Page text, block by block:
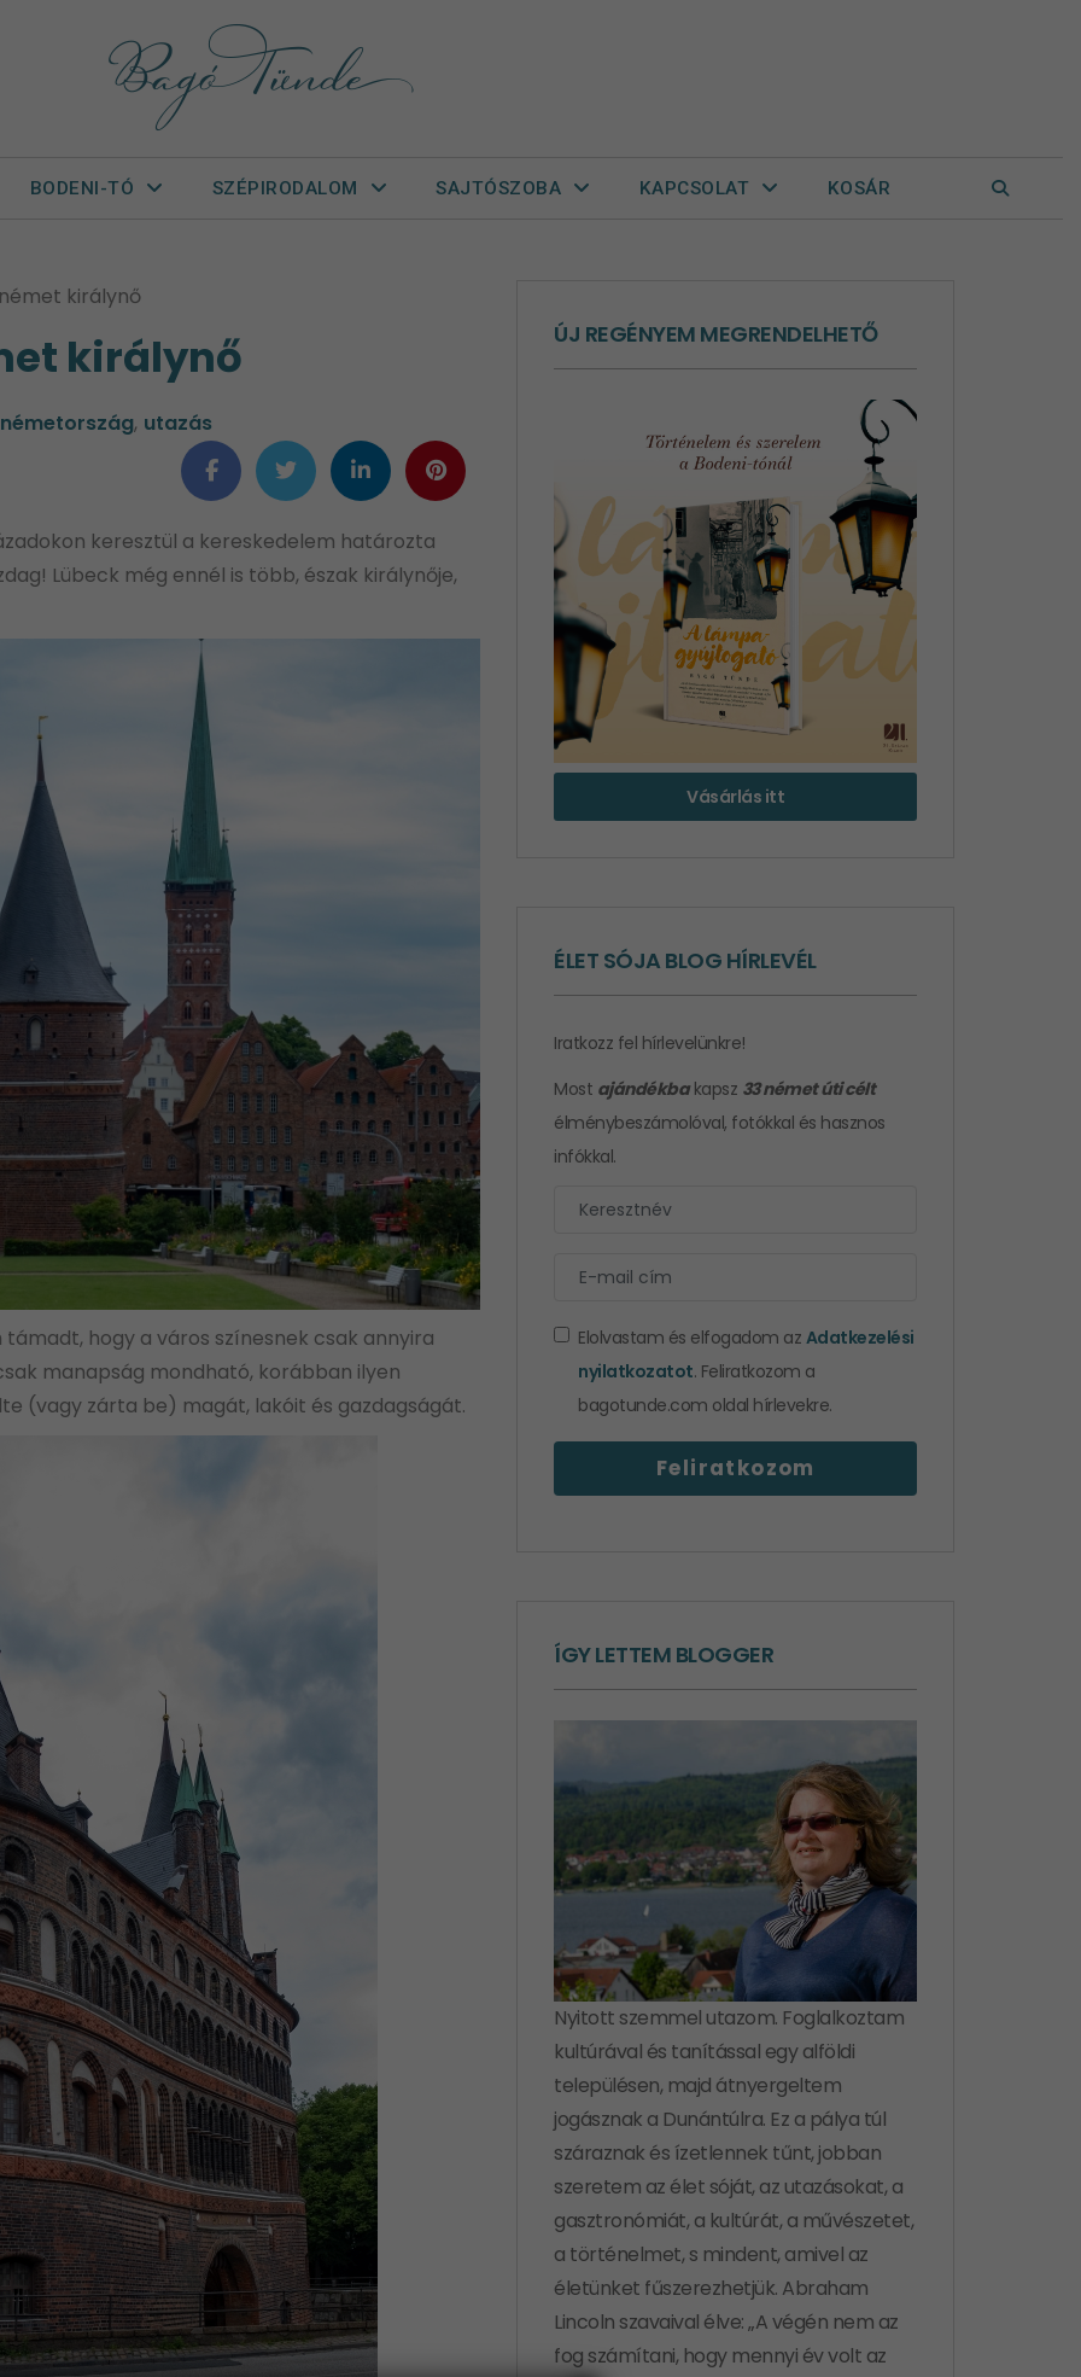
BODENI-TÓ SZÉPIRODALOM SAJTÓSZOBA KAPCSOLAT KOSÁR
királynő
királynő
németország, utazás
keresztül a kereskedelem határozta
Lübeck még ennél is több, észak királynője,
hogy a város színesnek csak annyira
manapság mondható, korábban ilyen
(vagy zárta be) magát, lakóit és gazdagságát.
ÚJ REGÉNYEM MEGRENDELHETŐ
Vásárlás itt
ÉLET SÓJA BLOG HÍRLEVÉL
Iratkozz fel hírlevelünkre!
Most ajándékbakapsz 33 német úti célt
élménybeszámolóval, fotókkal és hasznos
infókkal.
Elolvastam és elfogadom az Adatkezelési
nyilatkozatot. Feliratkozom a
bagotunde.com oldal hírlevekre.
ÍGY LETTEM BLOGGER
Nyitott szemmel utazom. Foglalkoztam
kultúrával és tanítással egy alföldi
településen, majd átnyergeltem
jogásznak a Dunántúlra. Ez a pálya túl
száraznak és ízetlennek tűnt, jobban
szeretem az élet sóját, az utazásokat, a
gasztronómiát, a kultúrát, a művészetet,
a történelmet, s mindent, amivel az
életünket fűszerezhetjük. Abraham
Lincoln szavaival élve: „A végén nem az
fog számítani, hogy mennyi év volt az